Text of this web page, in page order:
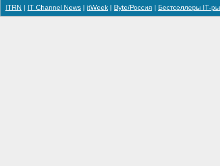
ITRN IT Channel News itWeek Byte/Россия Бестселлеры IT-